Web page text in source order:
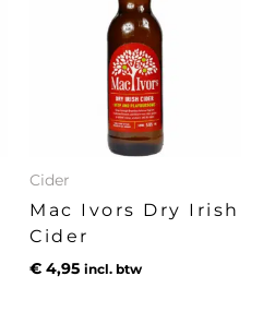
Cider
Mac Ivors Dry Irish
Cider
€ 4,95 incl. btw